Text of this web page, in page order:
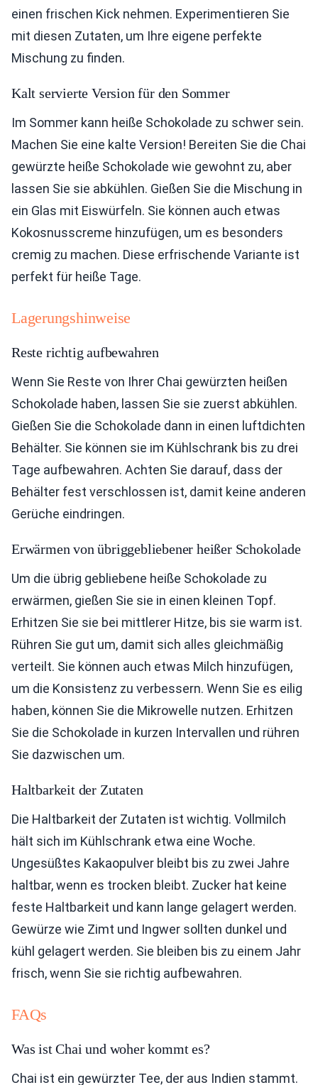
einen frischen Kick nehmen. Experimentieren Sie
mit diesen Zutaten, um Ihre eigene perfekte
Mischung zu finden.
Kalt servierte Version für den Sommer
Im Sommer kann heiße Schokolade zu schwer sein.
Machen Sie eine kalte Version! Bereiten Sie die Chai
gewürzte heiße Schokolade wie gewohnt zu, aber
lassen Sie sie abkühlen. Gießen Sie die Mischung in
ein Glas mit Eiswürfeln. Sie können auch etwas
Kokosnusscreme hinzufügen, um es besonders
cremig zu machen. Diese erfrischende Variante ist
perfekt für heiße Tage.
Lagerungshinweise
Reste richtig aufbewahren
Wenn Sie Reste von Ihrer Chai gewürzten heißen
Schokolade haben, lassen Sie sie zuerst abkühlen.
Gießen Sie die Schokolade dann in einen luftdichten
Behälter. Sie können sie im Kühlschrank bis zu drei
Tage aufbewahren. Achten Sie darauf, dass der
Behälter fest verschlossen ist, damit keine anderen
Gerüche eindringen.
Erwärmen von übriggebliebener heißer Schokolade
Um die übrig gebliebene heiße Schokolade zu
erwärmen, gießen Sie sie in einen kleinen Topf.
Erhitzen Sie sie bei mittlerer Hitze, bis sie warm ist.
Rühren Sie gut um, damit sich alles gleichmäßig
verteilt. Sie können auch etwas Milch hinzufügen,
um die Konsistenz zu verbessern. Wenn Sie es eilig
haben, können Sie die Mikrowelle nutzen. Erhitzen
Sie die Schokolade in kurzen Intervallen und rühren
Sie dazwischen um.
Haltbarkeit der Zutaten
Die Haltbarkeit der Zutaten ist wichtig. Vollmilch
hält sich im Kühlschrank etwa eine Woche.
Ungesüßtes Kakaopulver bleibt bis zu zwei Jahre
haltbar, wenn es trocken bleibt. Zucker hat keine
feste Haltbarkeit und kann lange gelagert werden.
Gewürze wie Zimt und Ingwer sollten dunkel und
kühl gelagert werden. Sie bleiben bis zu einem Jahr
frisch, wenn Sie sie richtig aufbewahren.
FAQs
Was ist Chai und woher kommt es?
Chai ist ein gewürzter Tee, der aus Indien stammt.